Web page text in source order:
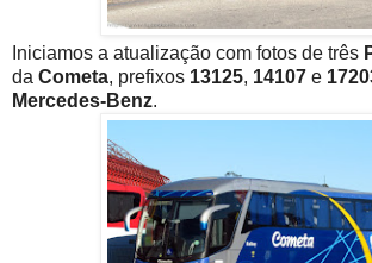
Iniciamos a atualização com fotos de três
da Cometa, prefixos 13125, 14107 e
Mercedes-Benz.